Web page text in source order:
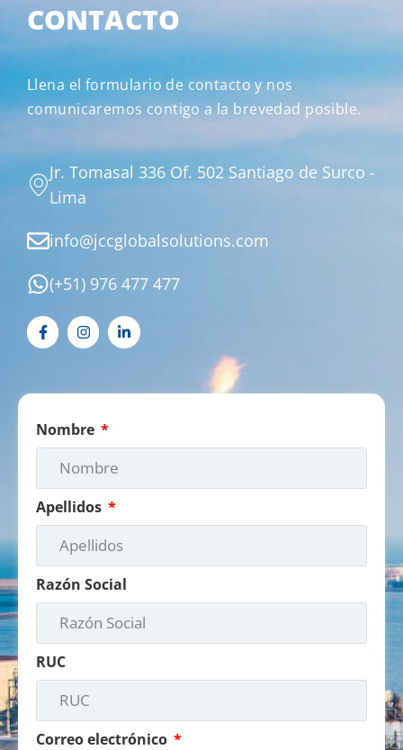
CONTACTO
Llena el formulario de contacto y nos
comunicaremos contigo a la brevedad posible.
Jr. Tomasal 336 Of. 502 Santiago de Surco -
Lima
info@jccglobalsolutions.com
(+51) 976 477 477
Nombre
Apellidos
Razón Social
RUC
Correo electrónico